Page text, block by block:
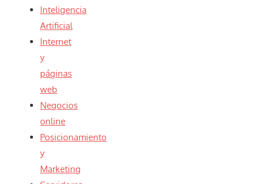
Inteligencia
Artificial
Internet
y
páginas
web
Negocios
online
Posicionamiento
y
Marketing